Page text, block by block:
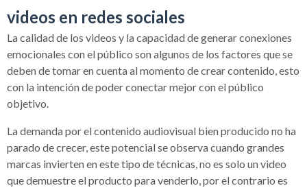
videos en redes sociales
La calidad de los videos y la capacidad de generar conexiones
emocionales con el público son algunos de los factores que se
deben de tomar en cuenta al momento de crear contenido, esto
con la intención de poder conectar mejor con el público
objetivo.
La demanda por el contenido audiovisual bien producido no ha
parado de crecer, este potencial se observa cuando grandes
marcas invierten en este tipo de técnicas, no es solo un video
que demuestre el producto para venderlo, por el contrario es